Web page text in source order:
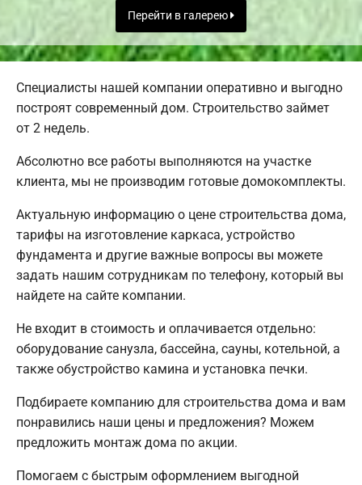
Перейти в галерею
Специалисты нашей компании оперативно и выгодно
построят современный дом. Строительство займет
от 2 недель.
Абсолютно все работы выполняются на участке
клиента, мы не производим готовые домокомплекты.
Актуальную информацию о цене строительства дома,
тарифы на изготовление каркаса, устройство
фундамента и другие важные вопросы вы можете
задать нашим сотрудникам по телефону, который вы
найдете на сайте компании.
Не входит в стоимость и оплачивается отдельно:
оборудование санузла, бассейна, сауны, котельной, а
также обустройство камина и установка печки.
Подбираете компанию для строительства дома и вам
понравились наши цены и предложения? Можем
предложить монтаж дома по акции.
Помогаем с быстрым оформлением выгодной